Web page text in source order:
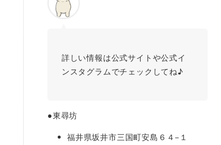
詳しい情報は公式サイトや公式イ
ンスタグラムでチェックしてね♪
●東尋坊
福井県坂井市三国町安島６４−１